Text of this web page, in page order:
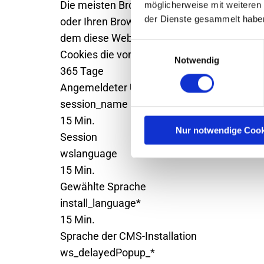
möglicherweise mit
der Dienste gesammelt
Notwendig
Nur notwendige
Die meisten Browser sind so eingestellt,
oder Ihren Browser so einstellen, dass er
dem diese Website erstellt ist, je nach
Cookies die vom Wordsoft-CMS, die
365 Tage
Angemeldeter User
session_name
15 Min.
Session
wslanguage
15 Min.
Gewählte Sprache
install_language*
15 Min.
Sprache der CMS-Installation
ws_delayedPopup_*